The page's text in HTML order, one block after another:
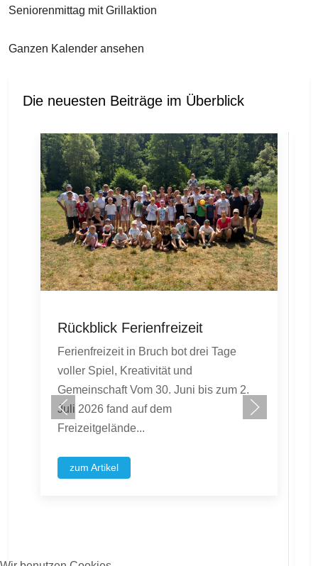
Seniorenmittag mit Grillaktion
Ganzen Kalender ansehen
Die neuesten Beiträge im Überblick
Rückblick Ferienfreizeit
Ferienfreizeit in Bruch bot drei Tage
voller Spiel, Kreativität und
Gemeinschaft Vom 30. Juni bis zum 2.
Juli 2026 fand auf dem
Freizeitgelände...
zum Artikel